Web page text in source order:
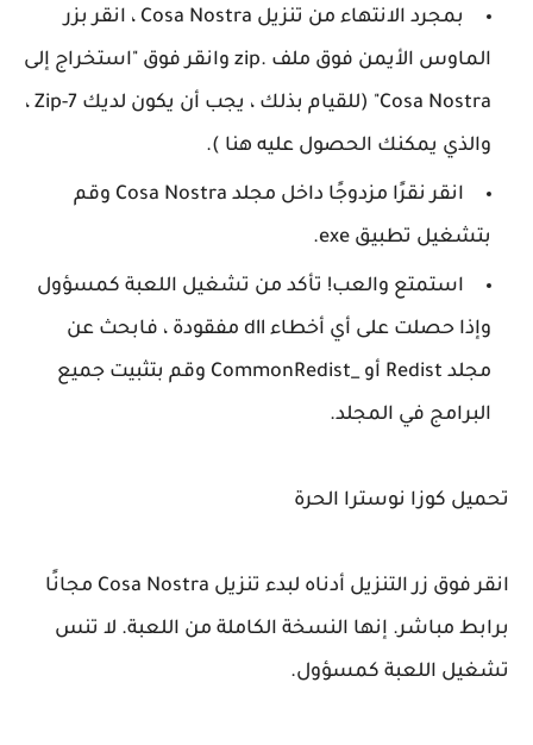
بمجرد الانتهاء من تنزيل Cosa Nostra ، انقر بزر
الماوس الأيمن فوق ملف .zip وانقر فوق "استخراج إلى
Cosa Nostra" (للقيام بذلك ، يجب أن يكون لديك 7-Zip ،
والذي يمكنك الحصول عليه هنا ).
انقر نقرًا مزدوجًا داخل مجلد Cosa Nostra وقم
بتشغيل تطبيق exe.
استمتع والعب! تأكد من تشغيل اللعبة كمسؤول
وإذا حصلت على أي أخطاء dll مفقودة ، فابحث عن
مجلد Redist أو _CommonRedist وقم بتثبيت جميع
البرامج في المجلد.
تحميل كوزا نوسترا الحرة
انقر فوق زر التنزيل أدناه لبدء تنزيل Cosa Nostra مجانًا
برابط مباشر. إنها النسخة الكاملة من اللعبة. لا تنس
تشغيل اللعبة كمسؤول.